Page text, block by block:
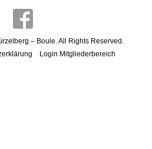
– Boule . All Rights Reserved.
Login Mitgliederbereich